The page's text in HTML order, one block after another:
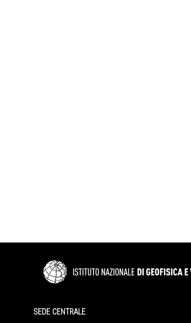
SEDE CENTRALE